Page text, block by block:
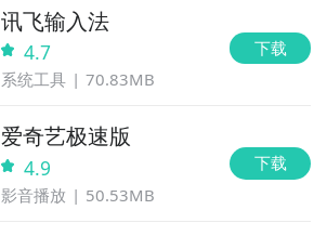
讯飞输入法
4.7
系统工具 70.83MB
下载
爱奇艺极速版
4.9
影音播放 50.53MB
下载